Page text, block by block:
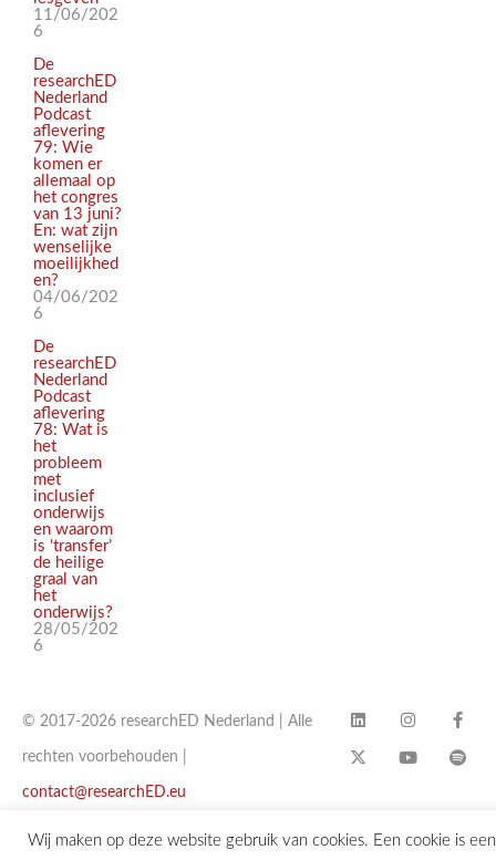
11/06/202
6
De
researchED
Nederland
Podcast
aflevering
79: Wie
komen er
allemaal op
het congres
van 13 juni?
En: wat zijn
wenselijke
moeilijkhed
en?
04/06/202
6
De
researchED
Nederland
Podcast
aflevering
78: Wat is
het
probleem
met
inclusief
onderwijs
en waarom
is ‘transfer’
de heilige
graal van
het
onderwijs?
28/05/202
6
© 2017-2026 researchED Nederland | Alle
rechten voorbehouden |
contact@researchED.eu
Wij maken op deze website gebruik van cookies. Een cookie is een